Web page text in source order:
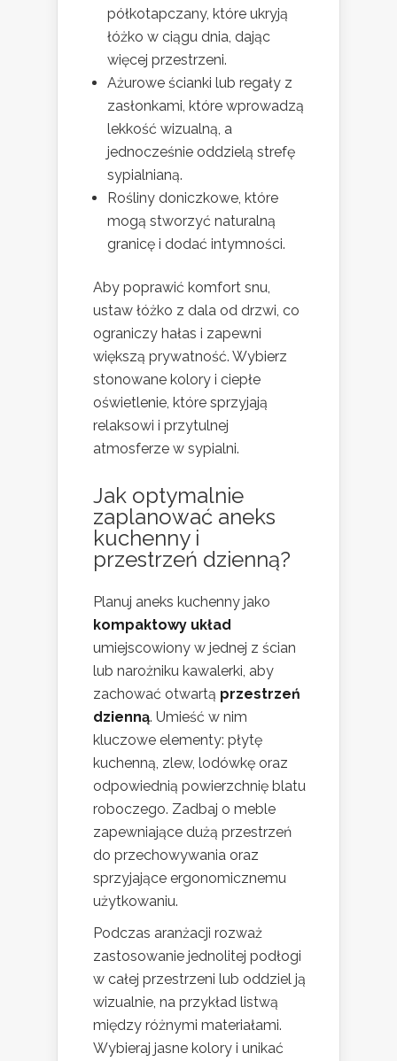
półkotapczany, które ukryją
łóżko w ciągu dnia, dając
więcej przestrzeni.
Ażurowe ścianki lub regały z
zasłonkami, które wprowadzą
lekkość wizualną, a
jednocześnie oddzielą strefę
sypialnianą.
Rośliny doniczkowe, które
mogą stworzyć naturalną
granicę i dodać intymności.
Aby poprawić komfort snu,
ustaw łóżko z dala od drzwi, co
ograniczy hałas i zapewni
większą prywatność. Wybierz
stonowane kolory i ciepłe
oświetlenie, które sprzyjają
relaksowi i przytulnej
atmosferze w sypialni.
Jak optymalnie
zaplanować aneks
kuchenny i
przestrzeń dzienną?
Planuj aneks kuchenny jako
kompaktowy układ
umiejscowiony w jednej z ścian
lub narożniku kawalerki, aby
zachować otwartą przestrzeń
dzienną. Umieść w nim
kluczowe elementy: płytę
kuchenną, zlew, lodówkę oraz
odpowiednią powierzchnię blatu
roboczego. Zadbaj o meble
zapewniające dużą przestrzeń
do przechowywania oraz
sprzyjające ergonomicznemu
użytkowaniu.
Podczas aranżacji rozważ
zastosowanie jednolitej podłogi
w całej przestrzeni lub oddziel ją
wizualnie, na przykład listwą
między różnymi materiałami.
Wybieraj jasne kolory i unikać